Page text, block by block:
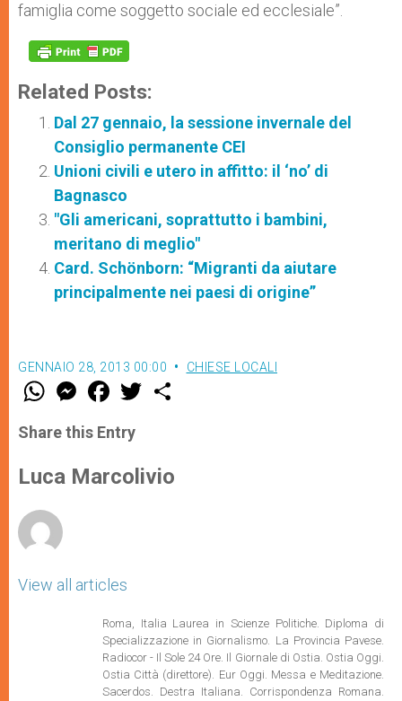
famiglia come soggetto sociale ed ecclesiale”.
Related Posts:
Dal 27 gennaio, la sessione invernale del
Consiglio permanente CEI
Unioni civili e utero in affitto: il ‘no’ di
Bagnasco
"Gli americani, soprattutto i bambini,
meritano di meglio"
Card. Schönborn: “Migranti da aiutare
principalmente nei paesi di origine”
GENNAIO 28, 2013 00:00 CHIESE LOCALI
W
t
s
p
p
M
e
s
e
g
e
F
a
e
b
o
k
w
r
Share this Entry
Luca Marcolivio
View all articles
Roma, Italia Laurea in Scienze Politiche. Diploma di
Specializzazione in Giornalismo. La Provincia Pavese.
Radiocor - Il Sole 24 Ore. Il Giornale di Ostia. Ostia Oggi.
Ostia Città (direttore). Eur Oggi. Messa e Meditazione.
Sacerdos. Destra Italiana. Corrispondenza Romana.